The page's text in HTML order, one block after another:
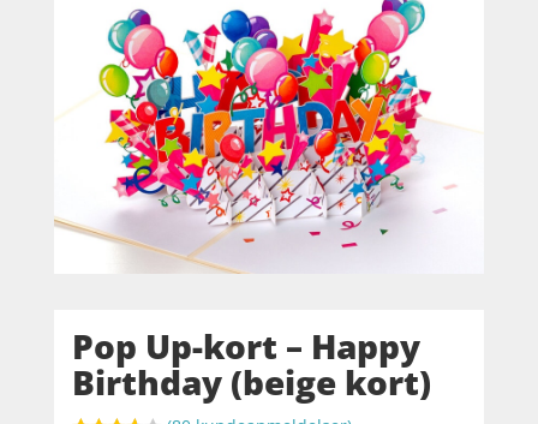
Pop Up-kort – Happy
Birthday (beige kort)